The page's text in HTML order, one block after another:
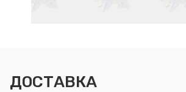
ДОСТАВКА